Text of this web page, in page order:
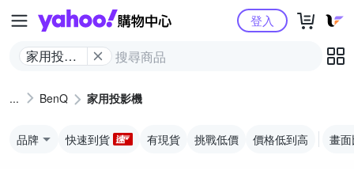
Yahoo購物中心
家用投影
登入
BenQ 家用投影機
品牌 快速到貨 有現貨 挑戰低價 價格低到高 畫